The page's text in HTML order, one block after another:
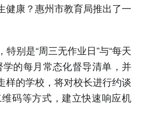
健康？惠州市教育局推出了一
别是“周三无作业日”与“每天
的每月常态化督导清单，并
样的学校，将对校长进行约谈
码等方式，建立快速响应机